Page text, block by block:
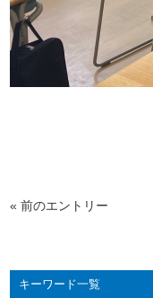
« 前のエントリー
キーワード一覧